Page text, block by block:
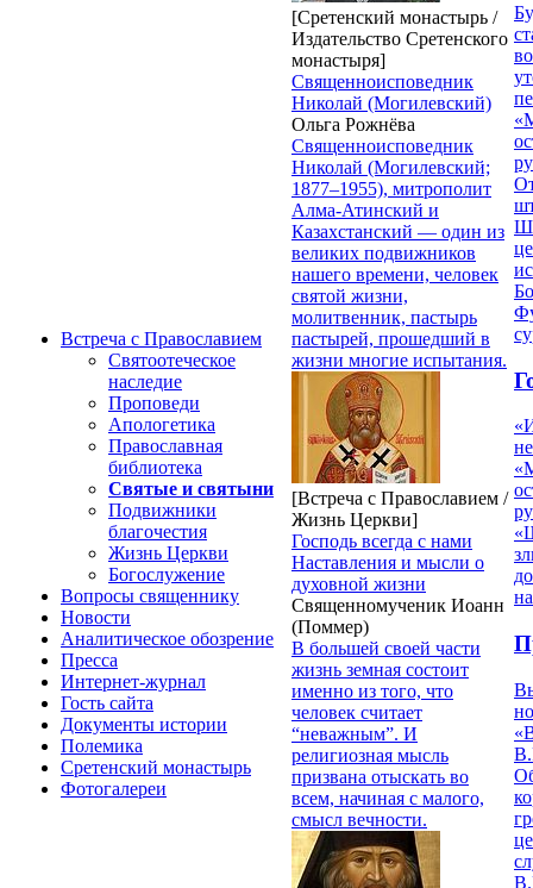
Встреча с Православием
Святоотеческое
наследие
Проповеди
Апологетика
Православная
библиотека
Святые и святыни
Подвижники
благочестия
Жизнь Церкви
Богослужение
Вопросы священнику
Новости
Аналитическое обозрение
Пресса
Интернет-журнал
Гость сайта
Документы истории
Полемика
Сретенский монастырь
Фотогалереи
[Сретенский монастырь /
Издательство Сретенского
монастыря]
Священноисповедник
Николай (Могилевский)
Ольга Рожнёва
Священноисповедник
Николай (Могилевский;
1877–1955), митрополит
Алма-Атинский и
Казахстанский — один из
великих подвижников
нашего времени, человек
святой жизни,
молитвенник, пастырь
пастырей, прошедший в
жизни многие испытания.
[Встреча с Православием /
Жизнь Церкви]
Господь всегда с нами
Наставления и мысли о
духовной жизни
Cвященномученик Иоанн
(Поммер)
В большей своей части
жизнь земная состоит
именно из того, что
человек считает
“неважным”. И
религиозная мысль
призвана отыскать во
всем, начиная с малого,
смысл вечности.